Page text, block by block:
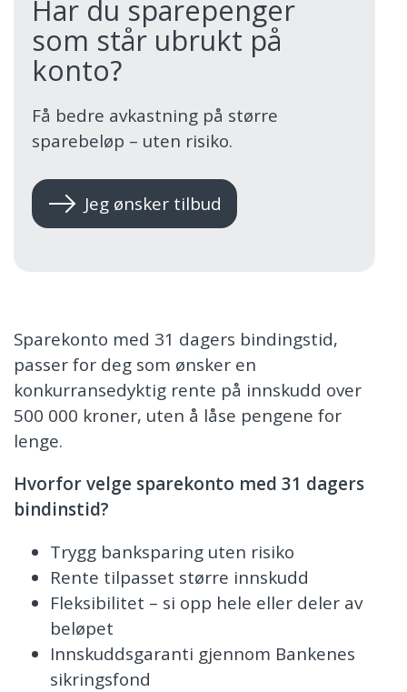
Har du sparepenger
som står ubrukt på
konto?
Få bedre avkastning på større
sparebeløp – uten risiko.
Jeg ønsker tilbud
Sparekonto med 31 dagers bindingstid,
passer for deg som ønsker en
konkurransedyktig rente på innskudd over
500 000 kroner, uten å låse pengene for
lenge.
Hvorfor velge sparekonto med 31 dagers
bindinstid?
Trygg banksparing uten risiko
Rente tilpasset større innskudd
Fleksibilitet – si opp hele eller deler av
beløpet
Innskuddsgaranti gjennom Bankenes
sikringsfond